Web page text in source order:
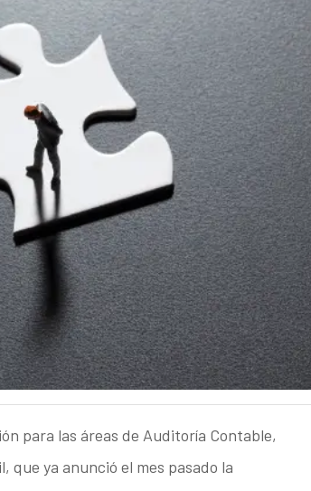
para las áreas de Auditoría Contable,
que ya anunció el mes pasado la
A
Accionistas